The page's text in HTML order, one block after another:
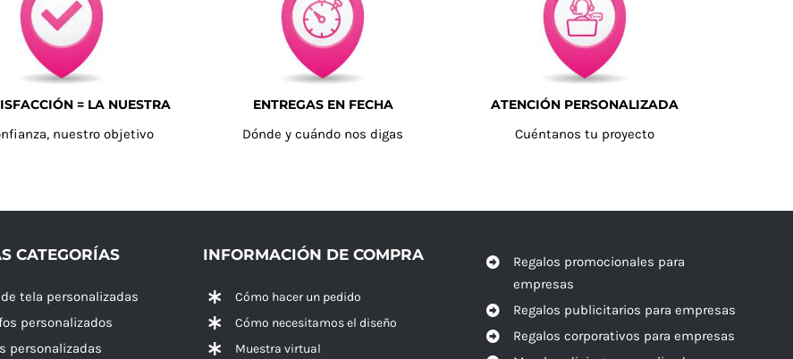
= LA NUESTRA
nuestro objetivo
ENTREGAS EN FECHA
Dónde y cuándo nos digas
ATENCIÓN PERSONALIZADA
Cuéntanos tu proyecto
CATEGORÍAS
tela personalizadas
personalizados
personalizadas
INFORMACIÓN DE COMPRA
Cómo hacer un pedido
Cómo necesitamos el diseño
Muestra virtual
Regalos promocionales para
empresas
Regalos publicitarios para empresas
Regalos corporativos para empresas